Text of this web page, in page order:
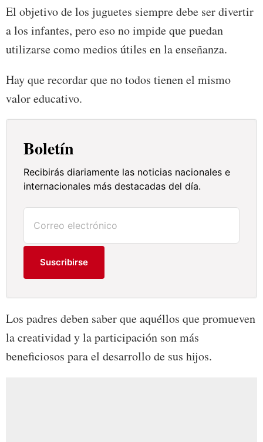
El objetivo de los juguetes siempre debe ser divertir
a los infantes, pero eso no impide que puedan
utilizarse como medios útiles en la enseñanza.
Hay que recordar que no todos tienen el mismo
valor educativo.
Boletín
Recibirás diariamente las noticias nacionales e
internacionales más destacadas del día.
Suscribirse
Los padres deben saber que aquéllos que promueven
la creatividad y la participación son más
beneficiosos para el desarrollo de sus hijos.